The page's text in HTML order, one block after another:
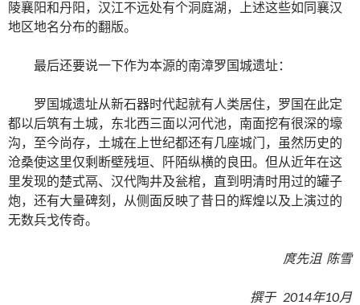
陵襄阳和丹阳，汉江不远处有个洞庭湖，上述这些如同襄汉
地区地名分布的翻版。
最后还要说一下作为本源的南漳罗国城遗址：
罗国城遗址从新石器时代起就有人类居住，罗国在此定
都以后筑有土城，东北西三面以河代池，南面挖有很深的壕
沟，至今尚存，土城在上世纪都还有几座城门，虽然历史的
沧桑使这里仅剩断壁残垣、阡陌纵横的良田。但从近年在这
里发现的楚式鬲、汉代陶井及瓮棺，直到明清时用过的罐子
炮，还有大量碑刻，从侧面反映了昔日的辉煌以及上演过的
无数兵戈传奇。
庹先沮 陈雪
撰于 2014年10月